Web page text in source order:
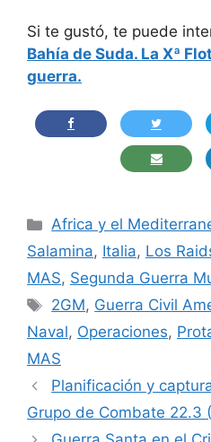
Si te gustó, te puede
Bahía de Suda. La Xª
guerra.
Categorías
Africa y el
Salamina, Italia, Los
MAS, Segunda Guerra
Etiquetas
2GM, Guerra Civil
Naval, Operaciones,
MAS
Planificación y
Grupo de Combate 22.3